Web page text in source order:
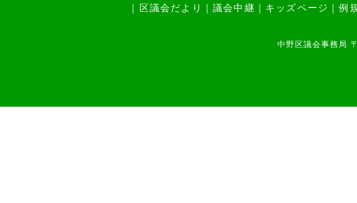
区議会だより ｜議会中継 キッズページ ｜例
中野区議会事務局